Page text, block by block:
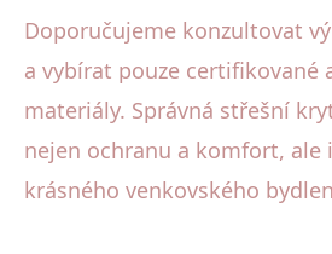
Doporučujeme konzultovat
a vybírat pouze certifikované
materiály. Správná střešní
nejen ochranu a komfort, ale
krásného venkovského